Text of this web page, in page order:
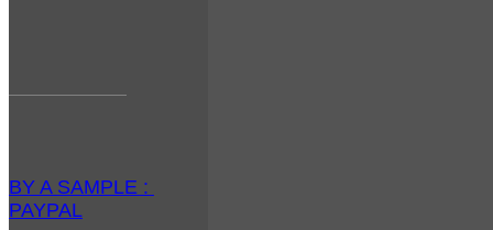
BY A SAMPLE :
PAYPAL